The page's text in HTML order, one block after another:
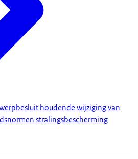
houdende wijziging van
stralingsbescherming